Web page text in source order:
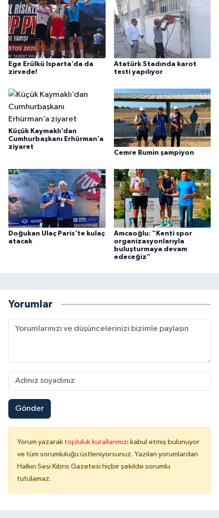
Ege Erülkü Isparta’da da
zirvede!
Atatürk Stadında karot
testi yapılıyor
Küçük Kaymaklı’dan
Cumhurbaşkanı Erhürman’a
ziyaret
Cemre Bumin şampiyon
Doğukan Ulaç Paris'te kulaç
atacak
Amcaoğlu: ”Kenti spor
organizasyonlarıyla
buluşturmaya devam
edeceğiz”
Yorumlar
Gönder
Yorum yazarak topluluk kurallarımızı kabul etmiş bulunuyor
ve tüm sorumluluğu üstleniyorsunuz. Yazılan yorumlardan
Halkın Sesi Kıbrıs Gazetesi hiçbir şekilde sorumlu
tutulamaz.